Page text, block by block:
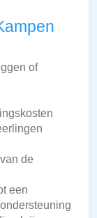
of
de
een